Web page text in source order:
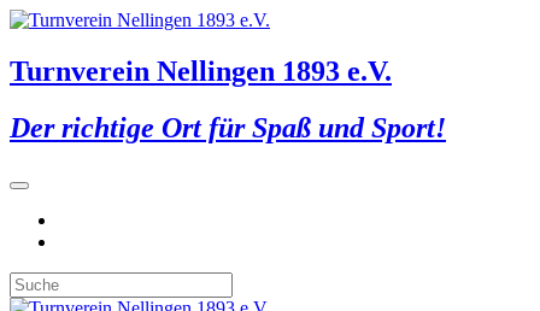
Turnverein Nellingen 1893 e.V.
Der richtige Ort für Spaß und Sport!